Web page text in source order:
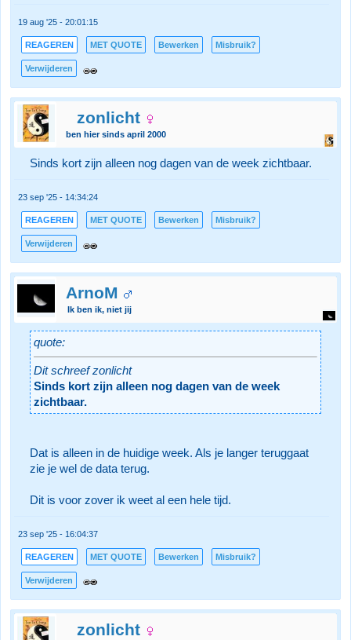
19 aug '25 - 20:01:15
REAGEREN MET QUOTE Bewerken Misbruik?
Verwijderen
zonlicht
ben hier sinds april 2000
Sinds kort zijn alleen nog dagen van de week zichtbaar.
23 sep '25 - 14:34:24
REAGEREN MET QUOTE Bewerken Misbruik?
Verwijderen
ArnoM
Ik ben ik, niet jij
quote:
Dit schreef zonlicht
Sinds kort zijn alleen nog dagen van de week
zichtbaar.
Dat is alleen in de huidige week. Als je langer teruggaat
zie je wel de data terug.
Dit is voor zover ik weet al een hele tijd.
23 sep '25 - 16:04:37
REAGEREN MET QUOTE Bewerken Misbruik?
Verwijderen
zonlicht